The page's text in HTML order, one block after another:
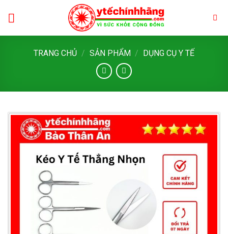
TRANG CHỦ / SẢN PHẨM / DỤNG CỤ Y TẾ